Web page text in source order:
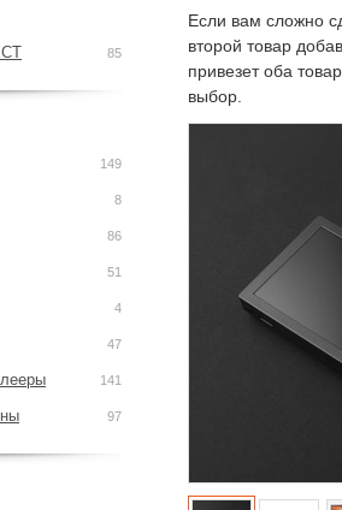
Если вам сложно
второй товар
привезет оба
выбор.
85
149
8
86
51
4
47
141
97